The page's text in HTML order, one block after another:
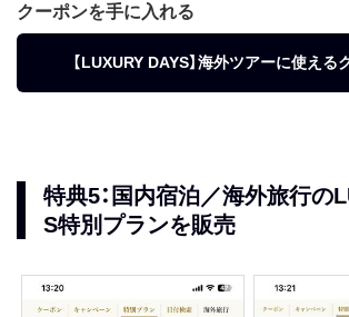
クーポンを手に入れる
【LUXURY DAYS】海外ツアーに使える
特典5：国内宿泊／海外旅行の
S特別プランを販売